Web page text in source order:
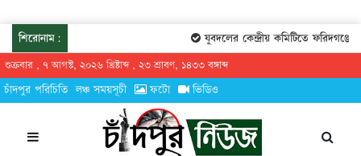
শিরোনাম: যুবদলের কেন্দ্রীয় কমিটিতে ফরিদগঞ্জের
শুক্রবার , ৭ আগস্ট, ২০২৬ খ্রিষ্টাব্দ , ২৩ শ্রাবণ, ১৪৩৩ বঙ্গাব্দ
চাঁদপুর পরিচিতি লঞ্চ সময়সূচী ফটো ভিডিও